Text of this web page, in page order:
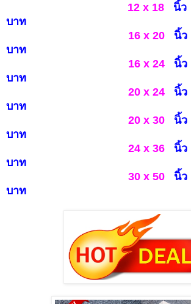
12 x 18 นิ้ว
บาท
16 x 20
นิ้
บาท
16 x 24 นิ้
บาท
20 x 24 นิ้
บาท
20 x 30 นิ้ว
บาท
24 x 36 นิ้ว
บาท
30 x 50 นิ้
บาท